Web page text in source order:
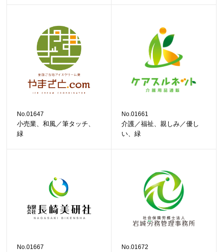
No.01647
小売業、和風／筆タッチ、
緑
No.01661
介護／福祉、親しみ／優し
い、緑
No.01667 No.01672